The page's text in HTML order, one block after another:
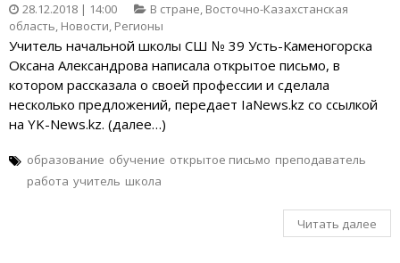
28.12.2018 | 14:00 В стране, Восточно-Казахстанская
область, Новости, Регионы
Учитель начальной школы СШ № 39 Усть-Каменогорска
Оксана Александрова написала открытое письмо, в
котором рассказала о своей профессии и сделала
несколько предложений, передает IaNews.kz со ссылкой
на YK-News.kz. (далее…)
образование обучение открытое письмо преподаватель
работа учитель школа
Читать далее